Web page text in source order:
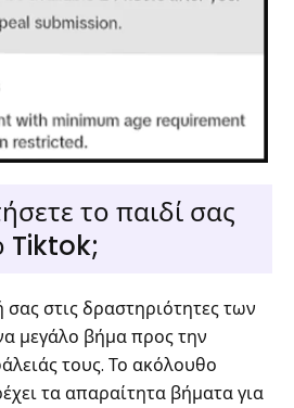
το παιδί σας
Tiktok;
στις δραστηριότητες των
μεγάλο βήμα προς την
τους. Το ακόλουθο
τα απαραίτητα βήματα για